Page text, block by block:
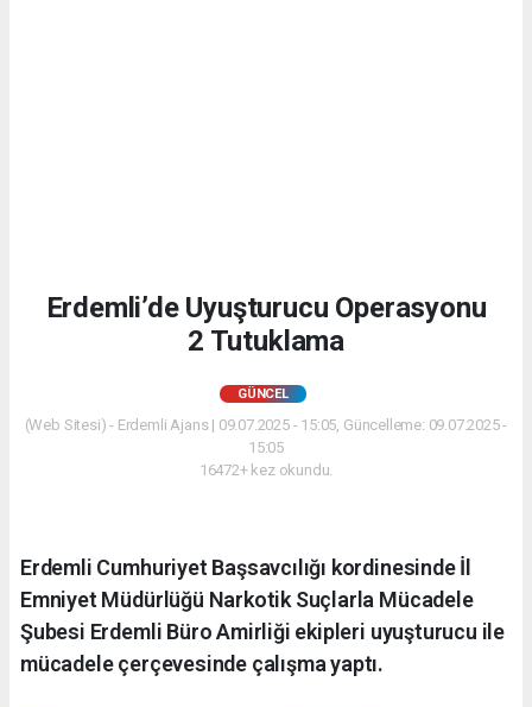
Erdemli’de Uyuşturucu Operasyonu
2 Tutuklama
GÜNCEL
(Web Sitesi) - Erdemli Ajans | 09.07.2025 - 15:05, Güncelleme: 09.07.2025 -
15:05
16472+ kez okundu.
Erdemli Cumhuriyet Başsavcılığı kordinesinde İl
Emniyet Müdürlüğü Narkotik Suçlarla Mücadele
Şubesi Erdemli Büro Amirliği ekipleri uyuşturucu ile
mücadele çerçevesinde çalışma yaptı.